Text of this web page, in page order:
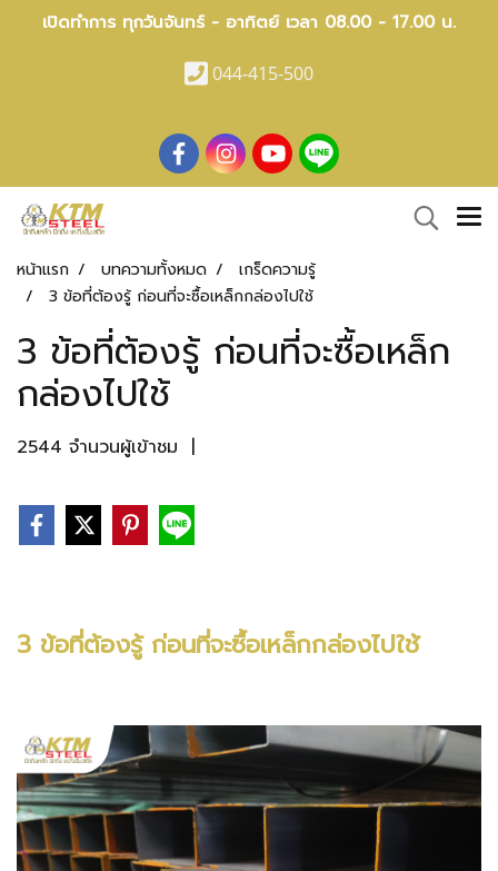
เปิดทำการ ทุกวันจันทร์ - อาทิตย์ เวลา 08.00 - 17.00 น.
044-415-500
หน้าแรก บทความทั้งหมด
เกร็ดความรู้
3 ข้อที่ต้องรู้ ก่อนที่จะซื้อเหล็กกล่องไปใช้
3 ข้อที่ต้องรู้ ก่อนที่จะซื้อเหล็ก
กล่องไปใช้
2544 จำนวนผู้เข้าชม |
3 ข้อที่ต้องรู้ ก่อนที่จะซื้อเหล็กกล่องไปใช้